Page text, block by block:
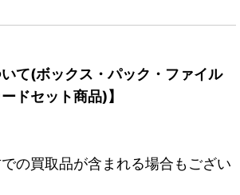
いて(ボックス・パック・ファイル
ドセット商品)】
の買取品が含まれる場合もござい